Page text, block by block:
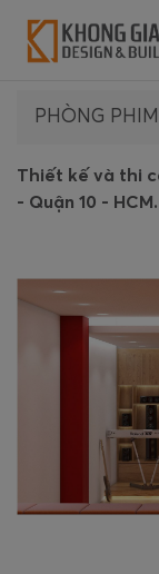
PHÒNG
Thiết kế và thi
- Quận 10 - HCM.